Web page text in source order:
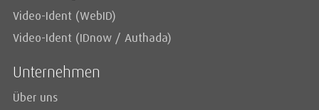
Video-Ident (WebID)
Video-Ident (IDnow / Authada)
Unternehmen
Über uns